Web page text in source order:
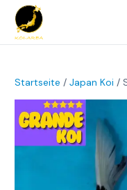
Startseite /Japan Koi /